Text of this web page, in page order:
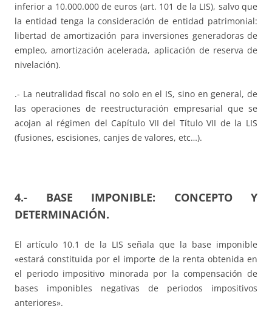
inferior a 10.000.000 de euros (art. 101 de la LIS), salvo que
la entidad tenga la consideración de entidad patrimonial:
libertad de amortización para inversiones generadoras de
empleo, amortización acelerada, aplicación de reserva de
nivelación).
.- La neutralidad fiscal no solo en el IS, sino en general, de
las operaciones de reestructuración empresarial que se
acojan al régimen del Capítulo VII del Título VII de la LIS
(fusiones, escisiones, canjes de valores, etc…).
4.- BASE IMPONIBLE: CONCEPTO Y
DETERMINACIÓN.
El artículo 10.1 de la LIS señala que la base imponible
«estará constituida por el importe de la renta obtenida en
el periodo impositivo minorada por la compensación de
bases imponibles negativas de periodos impositivos
anteriores».